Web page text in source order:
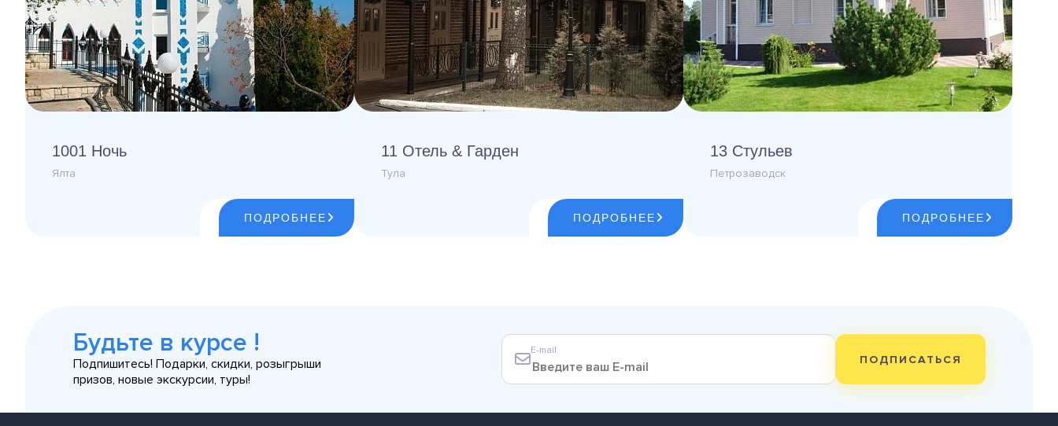
1001 Ночь
Ялта
ПОДРОБНЕЕ
11 Отель & Гарден
Тула
ПОДРОБНЕЕ
13 Стульев
Петрозаводск
ПОДРОБНЕЕ
Будьте в курсе !
Подпишитесь! Подарки, скидки, розыгрыши
призов, новые экскурсии, туры!
E-mail
ПОДПИСАТЬСЯ